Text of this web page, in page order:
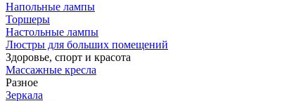
Напольные лампы
Торшеры
Настольные лампы
Люстры для больших помещений
Здоровье, спорт и красота
Массажные кресла
Разное
Зеркала